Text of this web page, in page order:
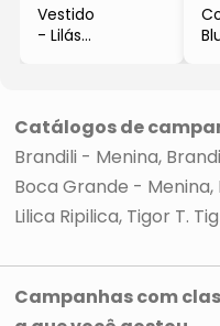
Vestido
- Lilás
Catálogos de
Brandili - Menina
Boca Grande - Menina
Lilica Ripilica Tigor T.
Campanhas com